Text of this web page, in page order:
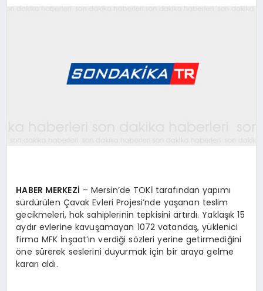
YAŞAM
HABER MERKEZİ – Mersin’de TOKİ tarafından yapımı
sürdürülen Çavak Evleri Projesi’nde yaşanan teslim
gecikmeleri, hak sahiplerinin tepkisini artırdı. Yaklaşık 15
aydır evlerine kavuşamayan 1072 vatandaş, yüklenici
firma MFK İnşaat’ın verdiği sözleri yerine getirmediğini
öne sürerek seslerini duyurmak için bir araya gelme
kararı aldı.